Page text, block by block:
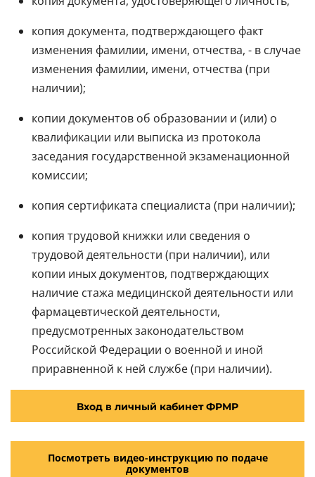
копия документа, подтверждающего факт
изменения фамилии, имени, отчества, - в случае
изменения фамилии, имени, отчества (при
наличии);
копии документов об образовании и (или) о
квалификации или выписка из протокола
заседания государственной экзаменационной
комиссии;
копия сертификата специалиста (при наличии);
копия трудовой книжки или сведения о
трудовой деятельности (при наличии), или
копии иных документов, подтверждающих
наличие стажа медицинской деятельности или
фармацевтической деятельности,
предусмотренных законодательством
Российской Федерации о военной и иной
приравненной к ней службе (при наличии).
Вход в личный кабинет ФРМР
Посмотреть видео-инструкцию по подаче
документов